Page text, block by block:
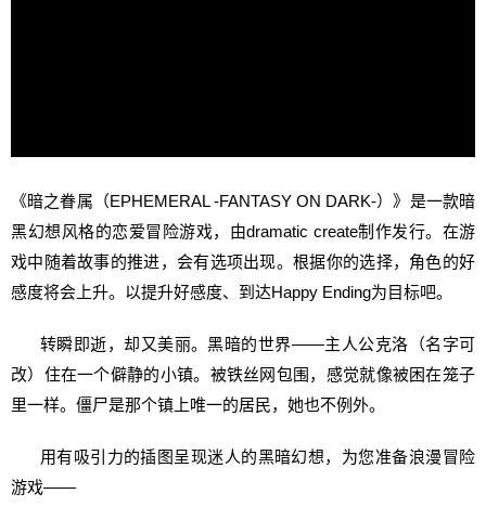
《暗之眷属（EPHEMERAL -FANTASY ON DARK-）》是一款暗
黑幻想风格的恋爱冒险游戏，由dramatic create制作发行。在游
戏中随着故事的推进，会有选项出现。根据你的选择，角色的好
感度将会上升。以提升好感度、到达Happy Ending为目标吧。
转瞬即逝，却又美丽。黑暗的世界――主人公克洛（名字可
改）住在一个僻静的小镇。被铁丝网包围，感觉就像被困在笼子
里一样。僵尸是那个镇上唯一的居民，她也不例外。
用有吸引力的插图呈现迷人的黑暗幻想，为您准备浪漫冒险
游戏——